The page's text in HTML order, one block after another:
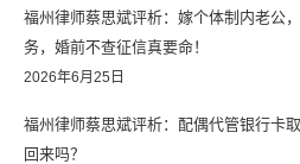
福州律师蔡思斌评析：嫁个体制内老公
务，婚前不查征信真要命！
2026年6月25日
福州律师蔡思斌评析：配偶代管银行卡
回来吗？